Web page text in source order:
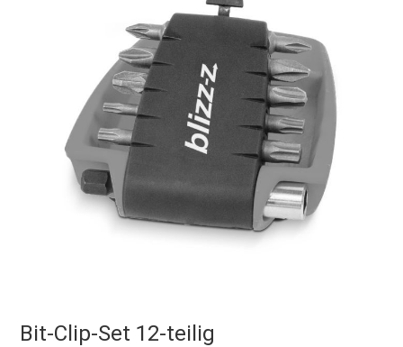
Bit-Clip-Set 12-teilig